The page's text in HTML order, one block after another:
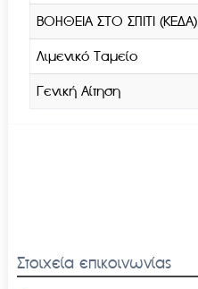
ΒΟΗΘΕΙΑ ΣΤΟ ΣΠΙΤΙ (ΚΕΔΑ)
Λιμενικό Ταμείο
Γενική Αίτηση
Στοιχεία επικοινωνίας